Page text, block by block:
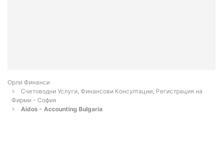
Орли Финанси
Счетоводни Услуги, Финансови Консултации, Регистрация на
Фирми - София
Aidos - Accounting Bulgaria